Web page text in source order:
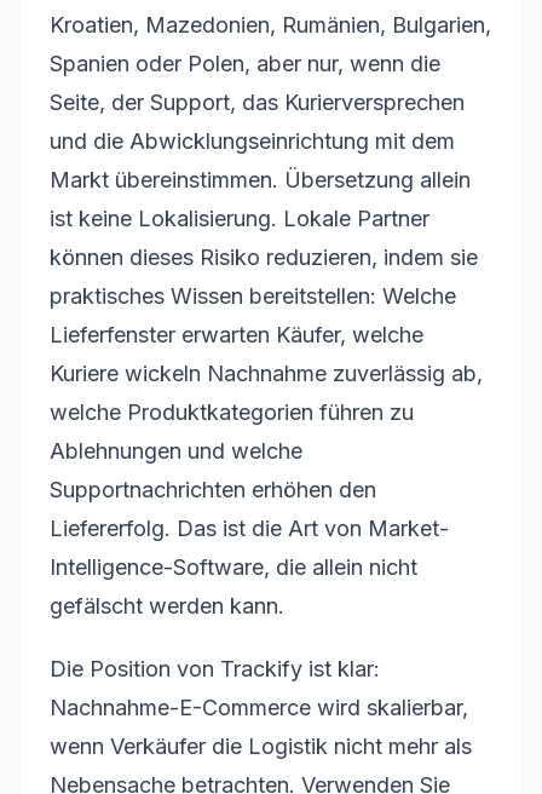
Kroatien, Mazedonien, Rumänien, Bulgarien,
Spanien oder Polen, aber nur, wenn die
Seite, der Support, das Kurierversprechen
und die Abwicklungseinrichtung mit dem
Markt übereinstimmen. Übersetzung allein
ist keine Lokalisierung. Lokale Partner
können dieses Risiko reduzieren, indem sie
praktisches Wissen bereitstellen: Welche
Lieferfenster erwarten Käufer, welche
Kuriere wickeln Nachnahme zuverlässig ab,
welche Produktkategorien führen zu
Ablehnungen und welche
Supportnachrichten erhöhen den
Liefererfolg. Das ist die Art von Market-
Intelligence-Software, die allein nicht
gefälscht werden kann.
Die Position von Trackify ist klar:
Nachnahme-E-Commerce wird skalierbar,
wenn Verkäufer die Logistik nicht mehr als
Nebensache betrachten. Verwenden Sie